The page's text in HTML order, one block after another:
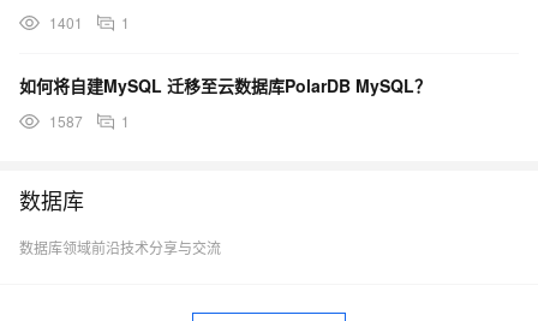
1401 1
如何将自建MySQL 迁移至云数据库PolarDB MySQL？
1587 1
数据库
数据库领域前沿技术分享与交流